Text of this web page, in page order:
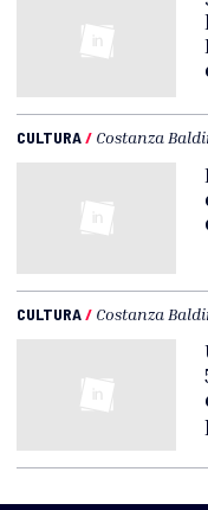
CULTURA/ Costanza
CULTURA/ Costanza